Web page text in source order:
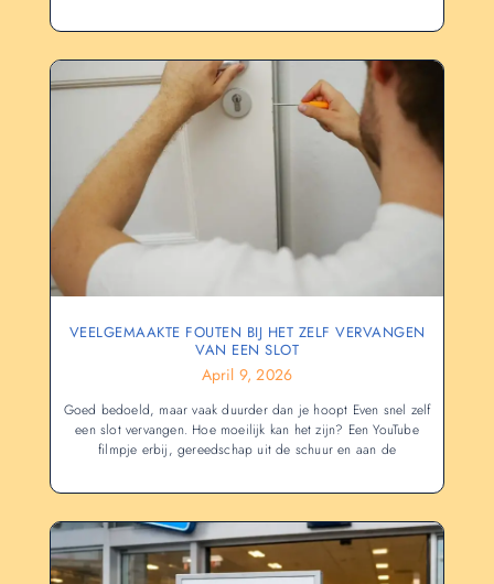
VEELGEMAAKTE FOUTEN BIJ HET ZELF VERVANGEN
VAN EEN SLOT
April 9, 2026
Goed bedoeld, maar vaak duurder dan je hoopt Even snel zelf
een slot vervangen. Hoe moeilijk kan het zijn? Een YouTube
filmpje erbij, gereedschap uit de schuur en aan de